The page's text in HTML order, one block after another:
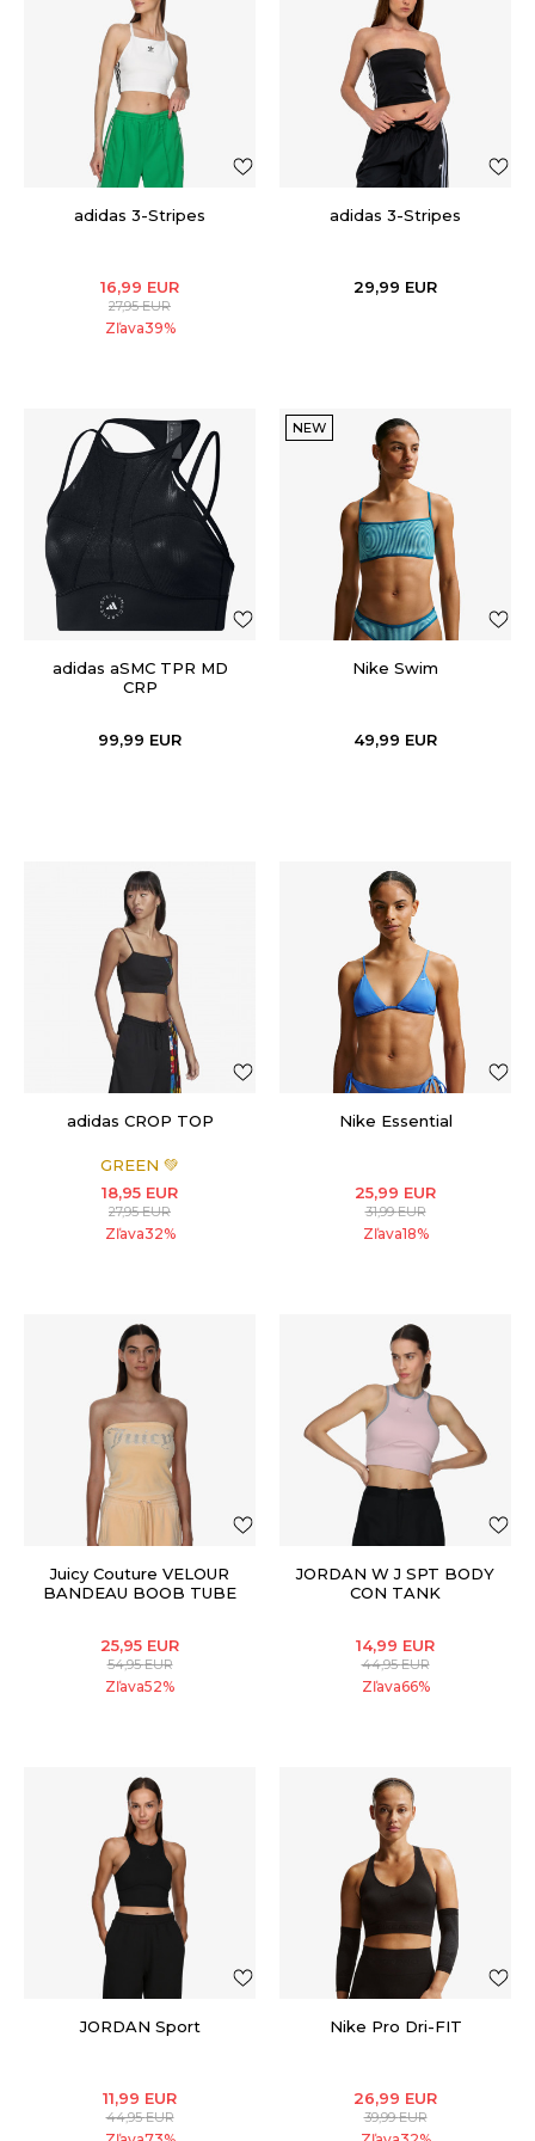
adidas 3-Stripes
16,99 EUR
27,95EUR
Zľava39%
adidas 3-Stripes
29,99 EUR
adidas aSMC TPR MD
CRP
99,99 EUR
NEW
Nike Swim
49,99 EUR
adidas CROP TOP
GREEN 💚
18,95 EUR
27,95EUR
Zľava32%
Nike Essential
25,99 EUR
31,99EUR
Zľava18%
Juicy Couture VELOUR
BANDEAU BOOB TUBE
25,95 EUR
54,95EUR
Zľava52%
JORDAN W J SPT BODY
CON TANK
14,99 EUR
44,95EUR
Zľava66%
JORDAN Sport
11,99 EUR
44,95EUR
Nike Pro Dri-FIT
26,99 EUR
39,99EUR